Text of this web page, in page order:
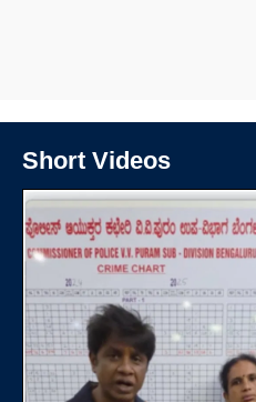
Short Videos